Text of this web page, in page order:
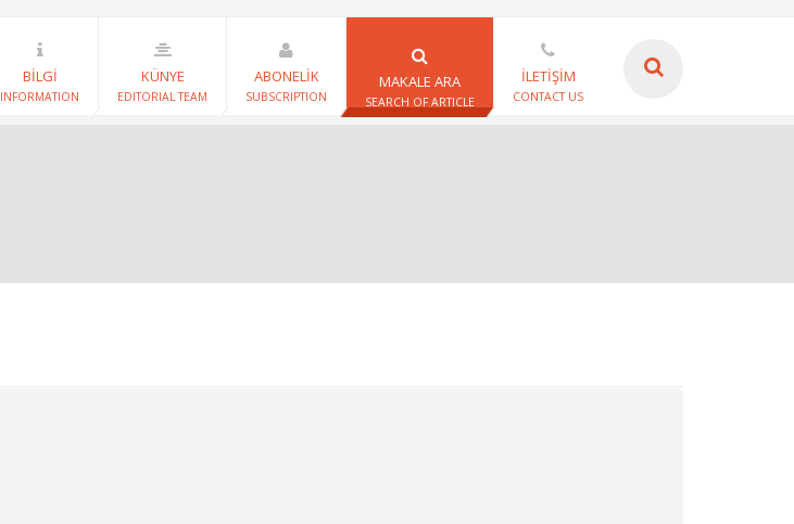
BİLGİ
INFORMATION
KÜNYE
EDITORIAL TEAM
ABONELİK
SUBSCRIPTION
MAKALE ARA
SEARCH OF ARTICLE
İLETİŞİM
CONTACT US